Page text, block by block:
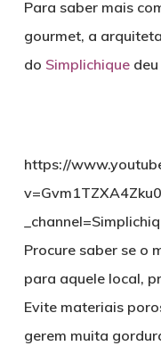
Para saber mais
gourmet, a
do Simplichiquedeu
https://
Procure saber se o
para aquele local,
Evite materiais
gerem muita